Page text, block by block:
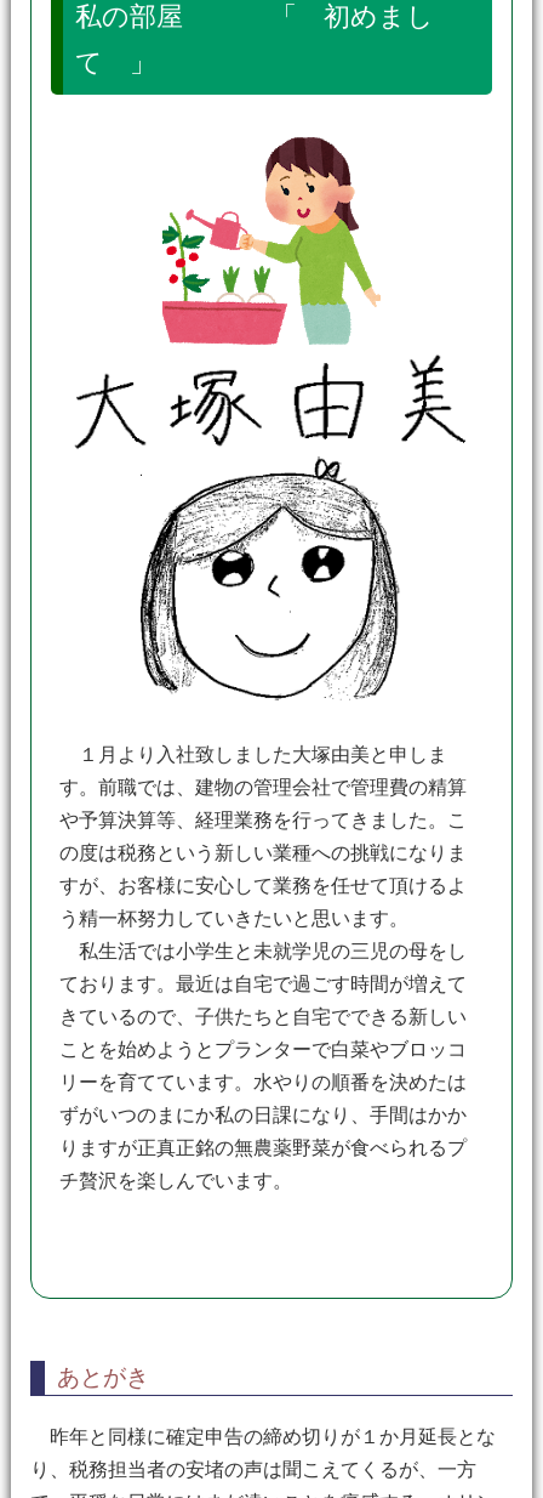
私の部屋 「 初めまし
て 」
１月より入社致しました大塚由美と申しま
す。前職では、建物の管理会社で管理費の精算
や予算決算等、経理業務を行ってきました。こ
の度は税務という新しい業種への挑戦になりま
すが、お客様に安心して業務を任せて頂けるよ
う精一杯努力していきたいと思います。
私生活では小学生と未就学児の三児の母をし
ております。最近は自宅で過ごす時間が増えて
きているので、子供たちと自宅でできる新しい
ことを始めようとプランターで白菜やブロッコ
リーを育てています。水やりの順番を決めたは
ずがいつのまにか私の日課になり、手間はかか
りますが正真正銘の無農薬野菜が食べられるプ
チ贅沢を楽しんでいます。
あとがき
昨年と同様に確定申告の締め切りが１か月延長とな
り、税務担当者の安堵の声は聞こえてくるが、一方